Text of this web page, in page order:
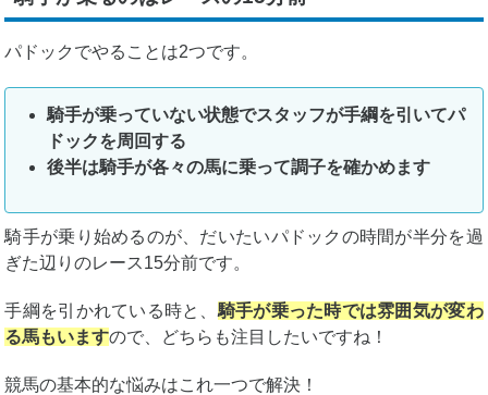
パドックでやることは2つです。
騎手が乗っていない状態でスタッフが手綱を引いてパ
ドックを周回する
後半は騎手が各々の馬に乗って調子を確かめます
騎手が乗り始めるのが、だいたいパドックの時間が半分を過
ぎた辺りのレース15分前です。
手綱を引かれている時と、 騎手が乗った時では雰囲気が変わ
る馬もいますので、どちらも注目したいですね！
競馬の基本的な悩みはこれ一つで解決！